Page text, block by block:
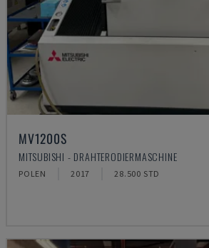
MV1200S
MITSUBISHI - DRAHTERODIERMASCHINE
POLEN 2017 28.500 STD